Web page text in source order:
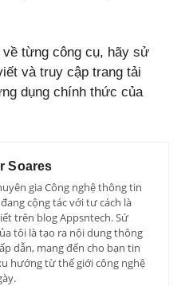
từng công cụ, hãy sử
và truy cập trang tải
dụng chính thức của
Soares
gia Công nghệ thông tin
cộng tác với tư cách là
trên blog Appsntech. Sứ
tôi là tạo ra nội dung thông
dẫn, mang đến cho bạn tin
hướng từ thế giới công nghệ